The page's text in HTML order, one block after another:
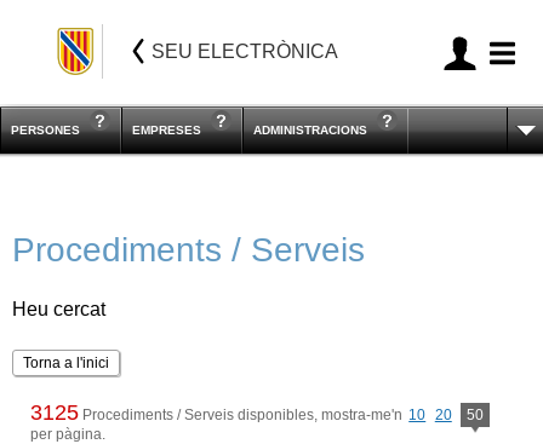
SEU ELECTRÒNICA
PERSONES EMPRESES ADMINISTRACIONS
Procediments / Serveis
Heu cercat
Torna a l'inici
3125 Procediments / Serveis disponibles, mostra-me'n 10 20
50
per pàgina.